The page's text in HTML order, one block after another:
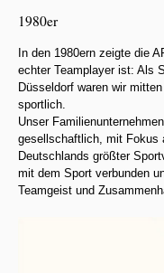
1980er
In den 1980ern zeigte die
echter Teamplayer ist: Als
Düsseldorf waren wir
sportlich.
Unser
gesellschaftlich, mit Fokus
Deutschlands größter
mit dem Sport verbunden
Teamgeist und